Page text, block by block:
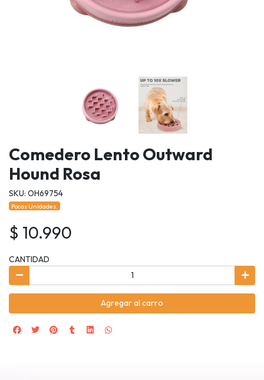
Comedero Lento Outward
Hound Rosa
SKU: OH69754
Pocas Unidades.
$ 10.990
CANTIDAD
Agregar al carro